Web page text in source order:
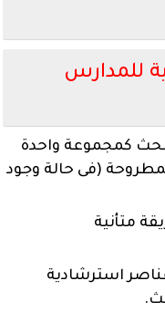
للمدارس
كمجموعة واحدة
(فى حالة وجود
متأنية
استرشادية